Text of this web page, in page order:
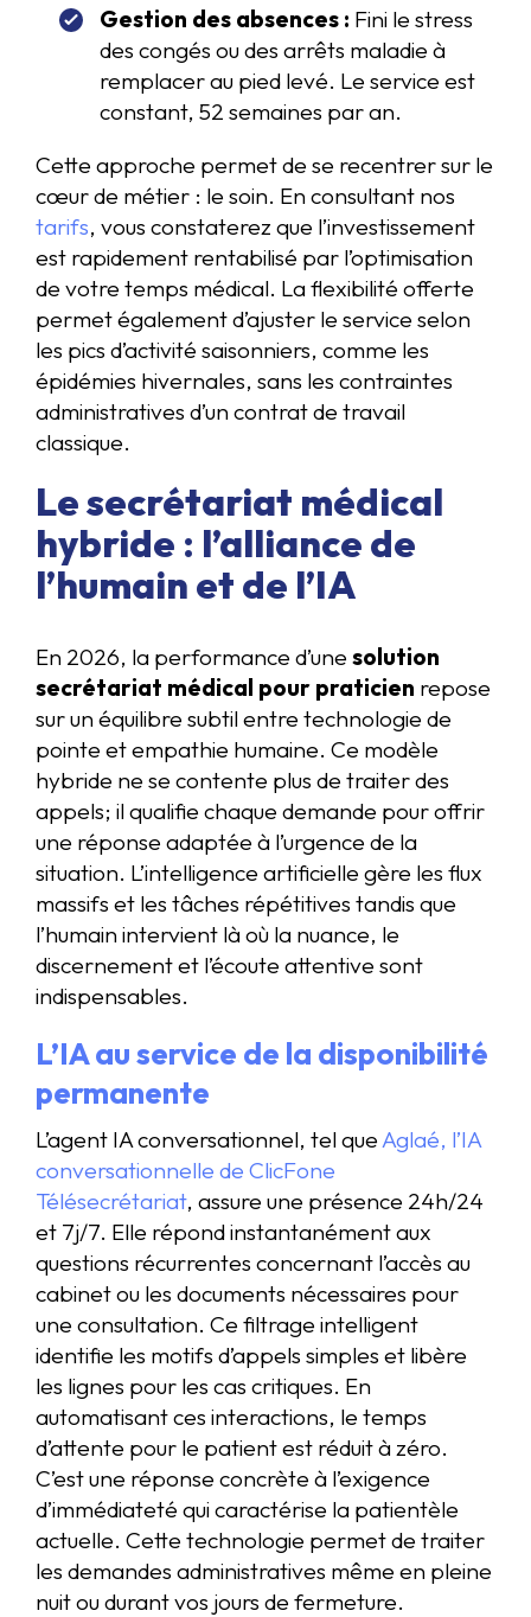
Gestion des absences : Fini le stress
des congés ou des arrêts maladie à
remplacer au pied levé. Le service est
constant, 52 semaines par an.
Cette approche permet de se recentrer sur le
cœur de métier : le soin. En consultant nos
tarifs, vous constaterez que l’investissement
est rapidement rentabilisé par l’optimisation
de votre temps médical. La flexibilité offerte
permet également d’ajuster le service selon
les pics d’activité saisonniers, comme les
épidémies hivernales, sans les contraintes
administratives d’un contrat de travail
classique.
Le secrétariat médical
hybride : l’alliance de
l’humain et de l’IA
En 2026, la performance d’une solution
secrétariat médical pour praticien repose
sur un équilibre subtil entre technologie de
pointe et empathie humaine. Ce modèle
hybride ne se contente plus de traiter des
appels; il qualifie chaque demande pour offrir
une réponse adaptée à l’urgence de la
situation. L’intelligence artificielle gère les flux
massifs et les tâches répétitives tandis que
l’humain intervient là où la nuance, le
discernement et l’écoute attentive sont
indispensables.
L’IA au service de la disponibilité
permanente
L’agent IA conversationnel, tel que Aglaé, l’IA
conversationnelle de ClicFone
Télésecrétariat, assure une présence 24h/24
et 7j/7. Elle répond instantanément aux
questions récurrentes concernant l’accès au
cabinet ou les documents nécessaires pour
une consultation. Ce filtrage intelligent
identifie les motifs d’appels simples et libère
les lignes pour les cas critiques. En
automatisant ces interactions, le temps
d’attente pour le patient est réduit à zéro.
C’est une réponse concrète à l’exigence
d’immédiateté qui caractérise la patientèle
actuelle. Cette technologie permet de traiter
les demandes administratives même en pleine
nuit ou durant vos jours de fermeture.